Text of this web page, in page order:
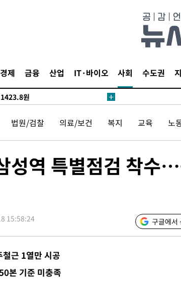
경제 금융 산업 IT·바이오 사회 수도권
원 대표 구속 송치
은 멕시코산 할라피뇨"-- CDC
' 중앙·서울·경기도 선관위 등 9곳
반 강보합…1%대 상승 출발
오른 6365.07 개장
버스 폭발.. 14명 부상, 3명은 중
"과 대치로 남부 케슘섬에서 두차
생제품 15% 관세, 120일 후 발
정명령 서명
입 27.5%↑…무역총액
, 항소심도 징역 3년
감사' 유병호 구속기소
, 4053명 발생 1850명 사망
원 대표 구속 송치
법원/검찰 의료/보건 복지 교육 노
성역 특별점검 착수
15:58:24 구글에서
근 1열만 시공
본 기준 미충족